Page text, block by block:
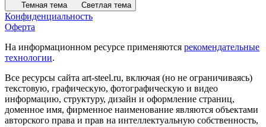
Темная тема Светлая тема
Конфиденциальность
Оферта
На информационном ресурсе применяются рекомендательные
технологии.
Все ресурсы сайта art-steel.ru, включая (но не ограничиваясь)
текстовую, графическую, фотографическую и видео
информацию, структуру, дизайн и оформление страниц,
доменное имя, фирменное наименование являются объектами
авторского права и прав на интеллектуальную собственность,